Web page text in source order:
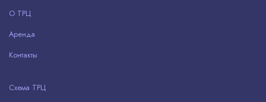
О ТРЦ
Аренда
Контакты
Схема ТРЦ